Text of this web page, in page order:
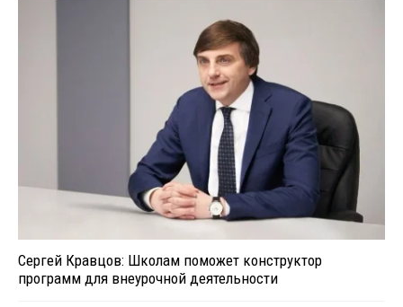
Сергей Кравцов: Школам поможет конструктор
программ для внеурочной деятельности